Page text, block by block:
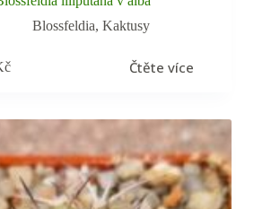
Blossfeldia, Kaktusy
Čtěte více